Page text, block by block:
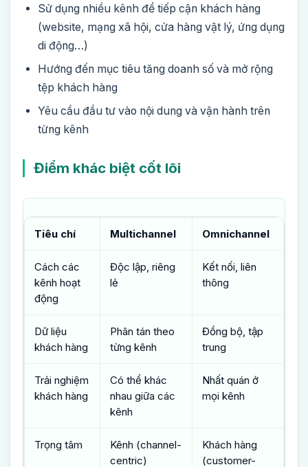
Sử dụng nhiều kênh để tiếp cận khách hàng
(website, mạng xã hội, cửa hàng vật lý, ứng dụng
di động…)
Hướng đến mục tiêu tăng doanh số và mở rộng
tệp khách hàng
Yêu cầu đầu tư vào nội dung và vận hành trên
từng kênh
Điểm khác biệt cốt lõi
Tiêu chí Multichannel Omnichannel
Cách các
kênh hoạt
động
Độc lập, riêng
lẻ
Kết nối, liên
thông
Dữ liệu
khách hàng
Phân tán theo
từng kênh
Đồng bộ, tập
trung
Trải nghiệm
khách hàng
Có thể khác
nhau giữa các
kênh
Nhất quán ở
mọi kênh
Trọng tâm
Kênh (channel-
centric)
Khách hàng
(customer-